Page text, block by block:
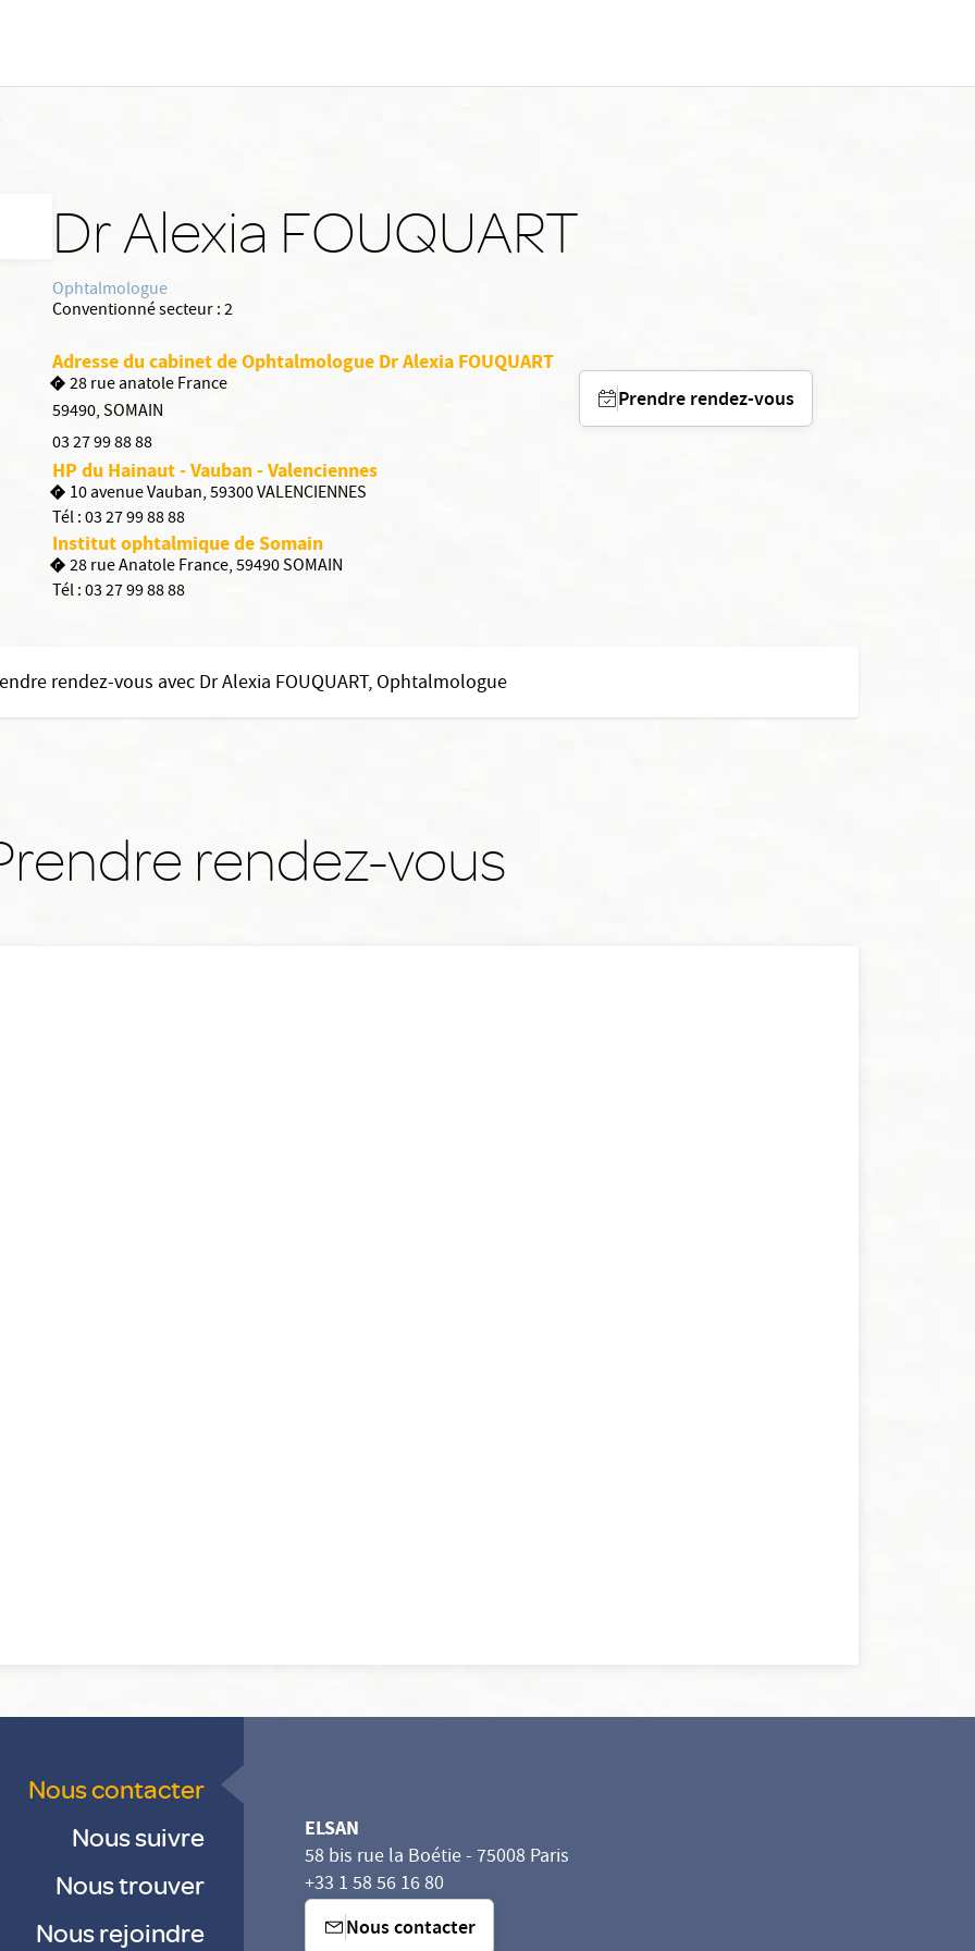
Dr Alexia FOUQUART
Ophtalmologue
Conventionné secteur :2
Adresse du cabinet de Ophtalmologue Dr Alexia FOUQUART
28 rue anatole France
59490,SOMAIN
03 27 99 88 88
HP du Hainaut - Vauban - Valenciennes
10 avenue Vauban, 59300 VALENCIENNES
Tél :03 27 99 88 88
Institut ophtalmique de Somain
28 rue Anatole France, 59490 SOMAIN
Tél :03 27 99 88 88
Prendre rendez-vous
rendez-vous avec Dr Alexia FOUQUART, Ophtalmologue
rendez-vous
Nous contacter
Nous suivre
Nous trouver
Nous rejoindre
ELSAN
58 bis rue la Boétie - 75008 Paris
+33 1 58 56 16 80
Nous contacter